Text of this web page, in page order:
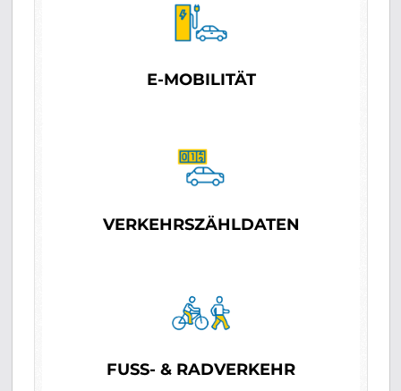
E-MOBILITÄT
VERKEHRSZÄHLDATEN
FUSS- & RADVERKEHR